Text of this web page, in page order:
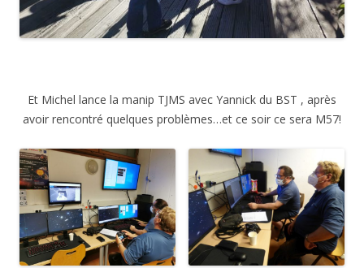
Et Michel lance la manip TJMS avec Yannick du BST , après
avoir rencontré quelques problèmes…et ce soir ce sera M57!